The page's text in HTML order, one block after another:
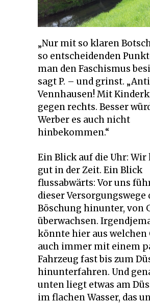
„Nur mit so klaren
so entscheidenden
man den Faschismus
sagt P. – und grinst.
Vennhausen! Mit
gegen rechts. Besser
Werber es auch nicht
hinbekommen.“
Ein Blick auf die Uhr: Wir
gut in der Zeit. Ein Blick
flussabwärts: Vor uns
dieser Versorgungswege
Böschung hinunter, von
überwachsen.
könnte hier aus welchen
auch immer mit einem
Fahrzeug fast bis zum
hinunterfahren. Und
unten liegt etwas am
im flachen Wasser, das